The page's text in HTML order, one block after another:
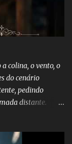
colina, o vento, o
do cenário
pedindo
distante. A
para ela e